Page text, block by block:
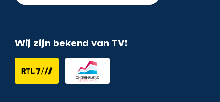
Wij zijn bekend van TV!